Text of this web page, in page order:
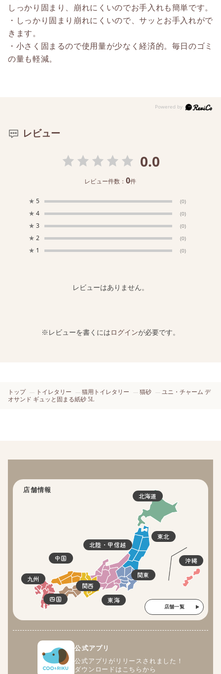
しっかり固まり、崩れにくいのでお手入れも簡単です。
・しっかり固まり崩れにくいので、サッとお手入れがで
きます。
・小さく固まるので使用量が少なく経済的。毎日のゴミ
の量も軽減。
レビュー
0.0
レビュー件数：0件
★ 5 (0)
★ 4 (0)
★ 3 (0)
★ 2 (0)
★ 1 (0)
レビューはありません。
※レビューを書くにはログインが必要です。
トップ トイレタリー 猫用トイレタリー 猫砂
ユニ・チャーム デ
オサンド ギュッと固まる紙砂 5L
店舗情報
北海道
東北
関東
北陸・甲信越
東海
関西
四国
中国
九州
沖縄
店舗一覧
公式アプリ
公式アプリがリリースされました！
ダウンロードはこちらから